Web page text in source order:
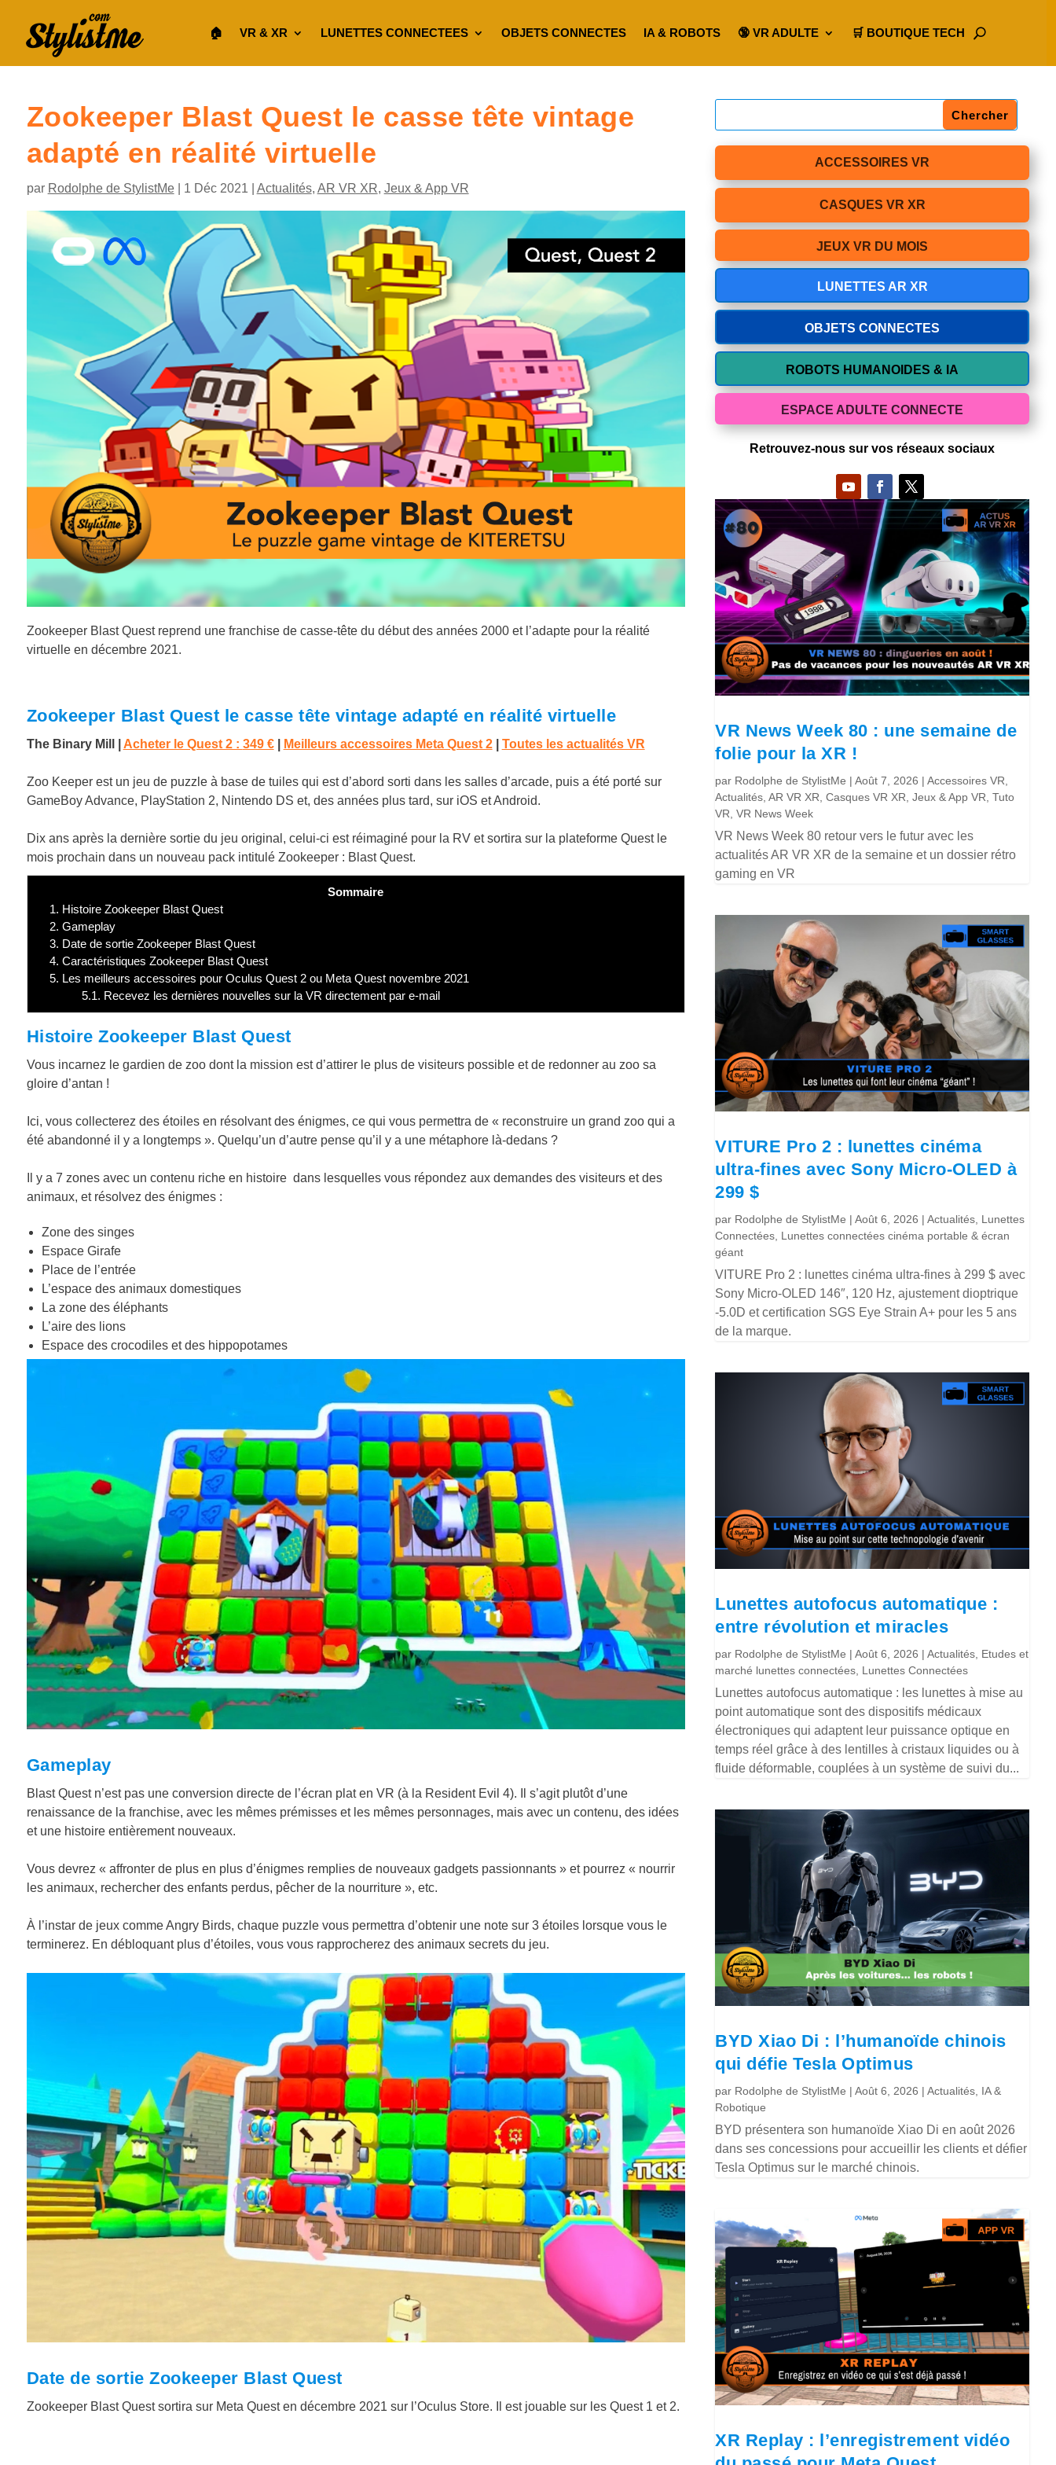
🏠︎ VR & XR LUNETTES CONNECTEES OBJETS CONNECTES IA & ROBOTS 🔞 VR ADULTE 🛒 BOUTIQUE TECH
Zookeeper Blast Quest le casse tête vintage
adapté en réalité virtuelle
par Rodolphe de StylistMe| 1 Déc 2021 Actualités, AR VR XR, Jeux & App VR
Zookeeper Blast Quest reprend une franchise de casse-tête du début des années 2000 et l’adapte pour la réalité
virtuelle en décembre 2021.
Zookeeper Blast Quest le casse tête vintage adapté en réalité virtuelle
The Binary Mill | Acheter le Quest 2 : 349 €| Meilleurs accessoires Meta Quest 2| Toutes les actualités VR
Zoo Keeper est un jeu de puzzle à base de tuiles qui est d’abord sorti dans les salles d’arcade, puis a été porté sur
GameBoy Advance, PlayStation 2, Nintendo DS et, des années plus tard, sur iOS et Android.
Dix ans après la dernière sortie du jeu original, celui-ci est réimaginé pour la RV et sortira sur la plateforme Quest le
mois prochain dans un nouveau pack intitulé Zookeeper : Blast Quest.
Sommaire
1. Histoire Zookeeper Blast Quest
2. Gameplay
3. Date de sortie Zookeeper Blast Quest
4. Caractéristiques Zookeeper Blast Quest
5. Les meilleurs accessoires pour Oculus Quest 2 ou Meta Quest novembre 2021
5.1. Recevez les dernières nouvelles sur la VR directement par e-mail
Histoire Zookeeper Blast Quest
Vous incarnez le gardien de zoo dont la mission est d’attirer le plus de visiteurs possible et de redonner au zoo sa
gloire d’antan !
Ici, vous collecterez des étoiles en résolvant des énigmes, ce qui vous permettra de « reconstruire un grand zoo qui a
été abandonné il y a longtemps ». Quelqu’un d’autre pense qu’il y a une métaphore là-dedans ?
Il y a 7 zones avec un contenu riche en histoire dans lesquelles vous répondez aux demandes des visiteurs et des
animaux, et résolvez des énigmes :
Zone des singes
Espace Girafe
Place de l’entrée
L’espace des animaux domestiques
La zone des éléphants
L’aire des lions
Espace des crocodiles et des hippopotames
Gameplay
Blast Quest n’est pas une conversion directe de l’écran plat en VR (à la Resident Evil 4). Il s’agit plutôt d’une
renaissance de la franchise, avec les mêmes prémisses et les mêmes personnages, mais avec un contenu, des idées
et une histoire entièrement nouveaux.
Vous devrez « affronter de plus en plus d’énigmes remplies de nouveaux gadgets passionnants » et pourrez « nourrir
les animaux, rechercher des enfants perdus, pêcher de la nourriture », etc.
À l’instar de jeux comme Angry Birds, chaque puzzle vous permettra d’obtenir une note sur 3 étoiles lorsque vous le
terminerez. En débloquant plus d’étoiles, vous vous rapprocherez des animaux secrets du jeu.
Date de sortie Zookeeper Blast Quest
Zookeeper Blast Quest sortira sur Meta Quest en décembre 2021 sur l’Oculus Store. Il est jouable sur les Quest 1 et 2.
ACCESSOIRES VR
CASQUES VR XR
JEUX VR DU MOIS
LUNETTES AR XR
OBJETS CONNECTES
ROBOTS HUMANOIDES & IA
ESPACE ADULTE CONNECTE
Retrouvez-nous sur vos réseaux sociaux
VR News Week 80 : une semaine de
folie pour la XR !
par Rodolphe de StylistMe |Août 7, 2026 |Accessoires VR
Actualités ,AR VR XR ,Casques VR XR ,Jeux & App VR ,Tuto
VR ,VR News Week
VR News Week 80 retour vers le futur avec les
actualités AR VR XR de la semaine et un dossier rétro
gaming en VR
VITURE Pro 2 : lunettes cinéma
ultra-fines avec Sony Micro-OLED à
299 $
par Rodolphe de StylistMe |Août 6, 2026 |Actualités Lunettes
Connectées Lunettes connectées cinéma portable & écran
géant
VITURE Pro 2 : lunettes cinéma ultra-fines à 299 $ avec
Sony Micro-OLED 146″, 120 Hz, ajustement dioptrique
-5.0D et certification SGS Eye Strain A+ pour les 5 ans
de la marque.
Lunettes autofocus automatique :
entre révolution et miracles
par Rodolphe de StylistMe |Août 6, 2026 |Actualités Etudes et
marché lunettes connectées Lunettes Connectées
Lunettes autofocus automatique : les lunettes à mise au
point automatique sont des dispositifs médicaux
électroniques qui adaptent leur puissance optique en
temps réel grâce à des lentilles à cristaux liquides ou à
fluide déformable, couplées à un système de suivi du...
BYD Xiao Di : l’humanoïde chinois
qui défie Tesla Optimus
par Rodolphe de StylistMe |Août 6, 2026 |Actualités IA &
Robotique
BYD présentera son humanoïde Xiao Di en août 2026
dans ses concessions pour accueillir les clients et défier
Tesla Optimus sur le marché chinois.
XR Replay : l’enregistrement vidéo